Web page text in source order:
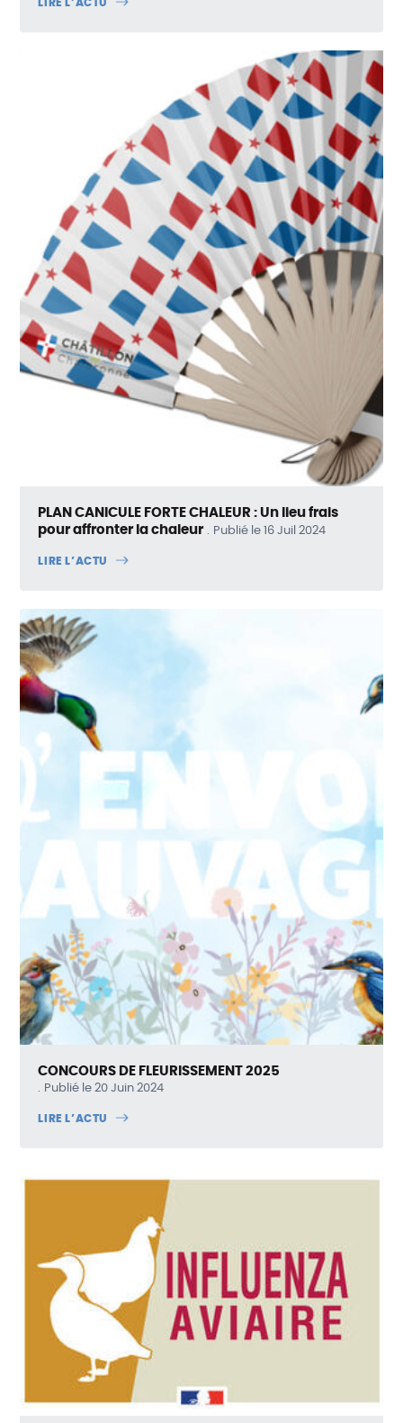
LIRE L’ACTU
PLAN CANICULE FORTE CHALEUR : Un lieu frais
pour affronter la chaleur
Publié le 16 Juil 2024
LIRE L’ACTU
CONCOURS DE FLEURISSEMENT 2025
Publié le 20 Juin 2024
LIRE L’ACTU